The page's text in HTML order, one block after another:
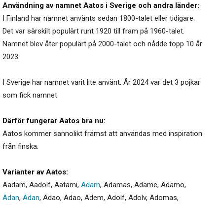
Användning av namnet Aatos i Sverige och andra länder:
I Finland har namnet använts sedan 1800-talet eller tidigare.
Det var särskilt populärt runt 1920 till fram på 1960-talet.
Namnet blev åter populärt på 2000-talet och nådde topp 10 år
2023.
I Sverige har namnet varit lite använt. År 2024 var det 3 pojkar
som fick namnet.
Därför fungerar Aatos bra nu:
Aatos kommer sannolikt främst att användas med inspiration
från finska.
Varianter av Aatos:
Aadam, Aadolf, Aatami, Adam, Adamas, Adame, Adamo,
Adan, Adan, Adao, Adao, Adem, Adolf, Adolv, Adomas,